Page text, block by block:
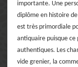
importante. Une
diplôme en histoire
est très primordiale
antiquaire puisque ce
authentiques. Les
vide grenier, la